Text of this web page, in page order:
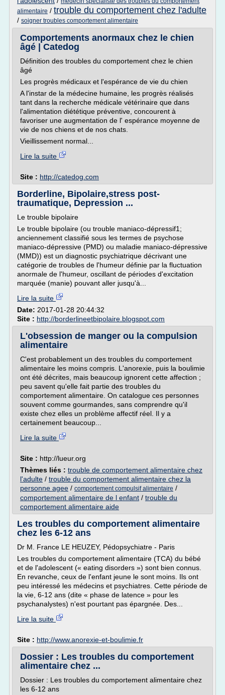
alimentaire / trouble du comportement chez l'adulte
/ soigner troubles comportement alimentaire
Comportements anormaux chez le chien
âgé | Catedog
Définition des troubles du comportement chez le chien
âgé
Les progrès médicaux et l'espérance de vie du chien
A l'instar de la médecine humaine, les progrès réalisés
tant dans la recherche médicale vétérinaire que dans
l'alimentation diététique préventive, concourent à
favoriser une augmentation de l' espérance moyenne de
vie de nos chiens et de nos chats.
Vieillissement normal...
Lire la suite
Site : http://catedog.com
Borderline, Bipolaire,stress post-
traumatique, Depression ...
Le trouble bipolaire
Le trouble bipolaire (ou trouble maniaco-dépressif1;
anciennement classifié sous les termes de psychose
maniaco-dépressive (PMD) ou maladie maniaco-dépressive
(MMD)) est un diagnostic psychiatrique décrivant une
catégorie de troubles de l'humeur définie par la fluctuation
anormale de l'humeur, oscillant de périodes d'excitation
marquée (manie) pouvant aller jusqu'à...
Lire la suite
Date: 2017-01-28 20:44:32
Site : http://borderlineetbipolaire.blogspot.com
L'obsession de manger ou la compulsion
alimentaire
C'est probablement un des troubles du comportement
alimentaire les moins compris. L'anorexie, puis la boulimie
ont été décrites, mais beaucoup ignorent cette affection ;
peu savent qu'elle fait partie des troubles du
comportement alimentaire. On catalogue ces personnes
souvent comme gourmandes, sans comprendre qu'il
existe chez elles un problème affectif réel. Il y a
certainement beaucoup...
Lire la suite
Site : http://lueur.org
Thèmes liés : trouble de comportement alimentaire chez
l'adulte / trouble du comportement alimentaire chez la
personne agee / comportement compulsif alimentaire /
comportement alimentaire de l enfant / trouble du
comportement alimentaire aide
Les troubles du comportement alimentaire
chez les 6-12 ans
Dr M. France LE HEUZEY, Pédopsychiatre - Paris
Les troubles du comportement alimentaire (TCA) du bébé
et de l'adolescent (« eating disorders ») sont bien connus.
En revanche, ceux de l'enfant jeune le sont moins. Ils ont
peu intéressé les médecins et psychiatres. Cette période de
la vie, 6-12 ans (dite « phase de latence » pour les
psychanalystes) n'est pourtant pas épargnée. Des...
Lire la suite
Site : http://www.anorexie-et-boulimie.fr
Dossier : Les troubles du comportement
alimentaire chez ...
Dossier : Les troubles du comportement alimentaire chez
les 6-12 ans